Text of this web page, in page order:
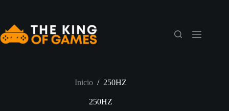
Inicio / 250HZ
250HZ